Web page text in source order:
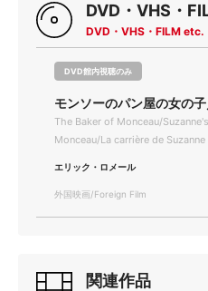
DVD・VHS・
DVD・VHS・FILM etc.
DVD館内視聴のみ
モンソーのパン屋の女の
The Baker of Monceau/
Monceau/La carrière de Suzanne
エリック・ロメール
外国映画/Foreign Film
関連作品